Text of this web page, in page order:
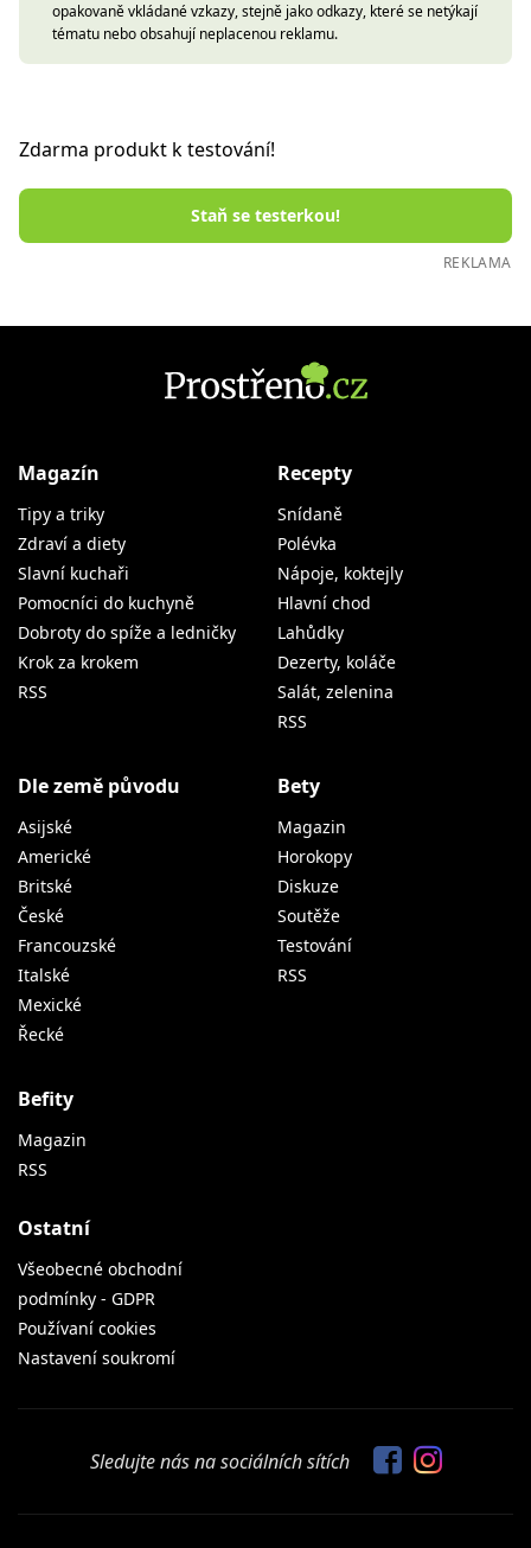
opakovaně vkládané vzkazy, stejně jako odkazy, které se netýkají
tématu nebo obsahují neplacenou reklamu.
Zdarma produkt k testování!
Staň se testerkou!
REKLAMA
Magazín
Tipy a triky
Zdraví a diety
Slavní kuchaři
Pomocníci do kuchyně
Dobroty do spíže a ledničky
Krok za krokem
RSS
Recepty
Snídaně
Polévka
Nápoje, koktejly
Hlavní chod
Lahůdky
Dezerty, koláče
Salát, zelenina
RSS
Dle země původu
Asijské
Americké
Britské
České
Francouzské
Italské
Mexické
Řecké
Bety
Magazin
Horokopy
Diskuze
Soutěže
Testování
RSS
Befity
Magazin
RSS
Ostatní
Všeobecné obchodní
podmínky - GDPR
Používaní cookies
Nastavení soukromí
Sledujte nás na sociálních sítích